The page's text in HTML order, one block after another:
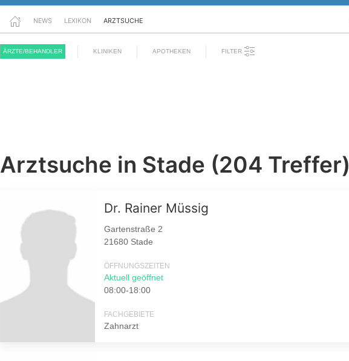
NEWS LEXIKON ARZTSUCHE
ÄRZTE/BEHANDLER KLINIKEN APOTHEKEN FILTER
Arztsuche in Stade (204 Treffer)
Dr. Rainer Müssig
Gartenstraße 2
21680 Stade
ÖFFNUNGSZEITEN
Aktuell geöffnet
08:00-18:00
FACHGEBIETE
Zahnarzt